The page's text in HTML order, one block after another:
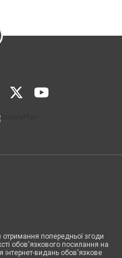
отримання попередньої згоди
обов'язкового посилання на
інтернет-видань обов'язкове